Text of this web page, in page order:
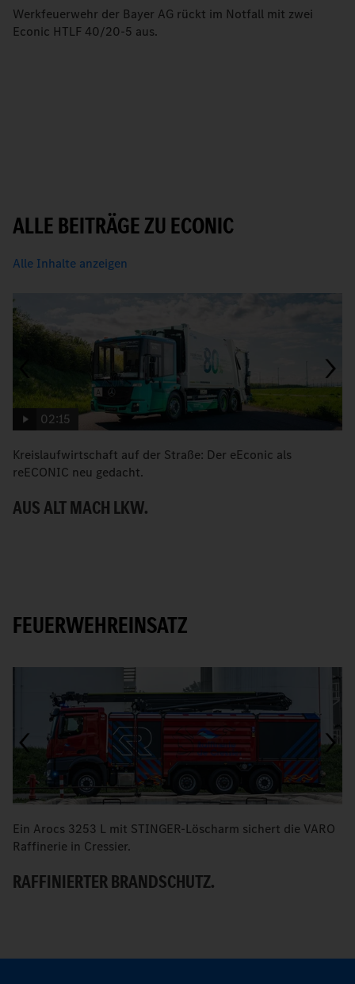
Werkfeuerwehr der Bayer AG rückt im Notfall mit zwei
Econic HTLF 40/20-5 aus.
ALLE BEITRÄGE ZU ECONIC
Alle Inhalte anzeigen
02:15
Kreislaufwirtschaft auf der Straße: Der eEconic als
reECONIC neu gedacht.
AUS ALT MACH LKW.
FEUERWEHREINSATZ
Ein Arocs 3253 L mit STINGER-Löscharm sichert die VARO
Raffinerie in Cressier.
RAFFINIERTER BRANDSCHUTZ.